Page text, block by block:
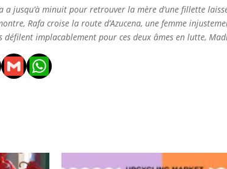
a jusqu’à minuit pour retrouver la mère d’une fillette
Rafa croise la route d’Azucena, une femme
défilent implacablement pour ces deux âmes en lutte,
GmailWhatsApp